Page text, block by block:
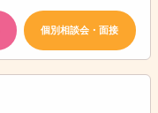
個別相談会・面接